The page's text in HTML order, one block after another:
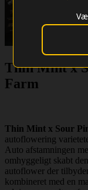
Thin Mint x
Farm
Thin Mint x Sour
autoflowering
Auto afstamningen
omhyggeligt skabt
autoflower der
kombineret med en